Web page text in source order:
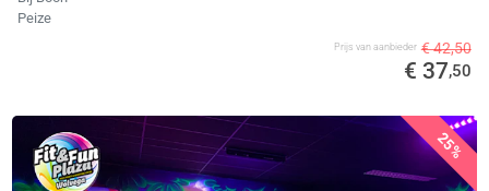
Peize
Prijs van aanbieder € 42,50
€ 37,50
25%